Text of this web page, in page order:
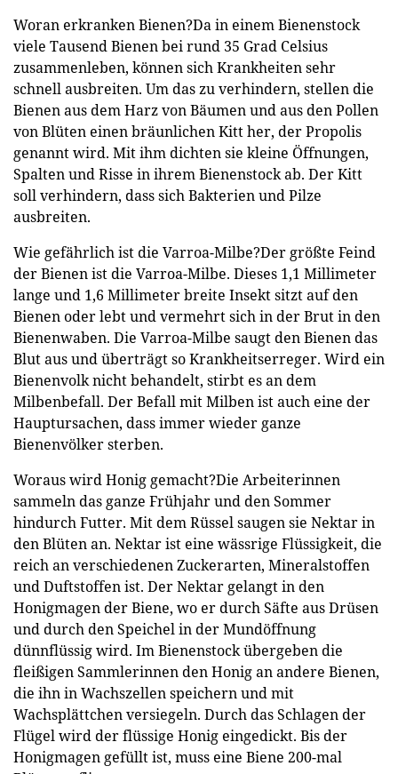
Woran erkranken Bienen?Da in einem Bienenstock
viele Tausend Bienen bei rund 35 Grad Celsius
zusammenleben, können sich Krankheiten sehr
schnell ausbreiten. Um das zu verhindern, stellen die
Bienen aus dem Harz von Bäumen und aus den Pollen
von Blüten einen bräunlichen Kitt her, der Propolis
genannt wird. Mit ihm dichten sie kleine Öffnungen,
Spalten und Risse in ihrem Bienenstock ab. Der Kitt
soll verhindern, dass sich Bakterien und Pilze
ausbreiten.
Wie gefährlich ist die Varroa-Milbe?Der größte Feind
der Bienen ist die Varroa-Milbe. Dieses 1,1 Millimeter
lange und 1,6 Millimeter breite Insekt sitzt auf den
Bienen oder lebt und vermehrt sich in der Brut in den
Bienenwaben. Die Varroa-Milbe saugt den Bienen das
Blut aus und überträgt so Krankheitserreger. Wird ein
Bienenvolk nicht behandelt, stirbt es an dem
Milbenbefall. Der Befall mit Milben ist auch eine der
Hauptursachen, dass immer wieder ganze
Bienenvölker sterben.
Woraus wird Honig gemacht?Die Arbeiterinnen
sammeln das ganze Frühjahr und den Sommer
hindurch Futter. Mit dem Rüssel saugen sie Nektar in
den Blüten an. Nektar ist eine wässrige Flüssigkeit, die
reich an verschiedenen Zuckerarten, Mineralstoffen
und Duftstoffen ist. Der Nektar gelangt in den
Honigmagen der Biene, wo er durch Säfte aus Drüsen
und durch den Speichel in der Mundöffnung
dünnflüssig wird. Im Bienenstock übergeben die
fleißigen Sammlerinnen den Honig an andere Bienen,
die ihn in Wachszellen speichern und mit
Wachsplättchen versiegeln. Durch das Schlagen der
Flügel wird der flüssige Honig eingedickt. Bis der
Honigmagen gefüllt ist, muss eine Biene 200-mal